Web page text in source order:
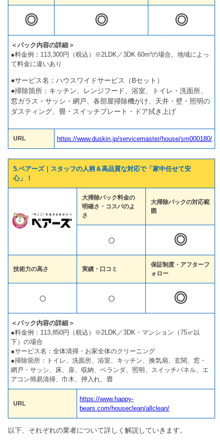
◎ ◎ ◎
＜パック内容の詳細＞
●料金例：113,300円（税込）※2LDK／3DK 60m²の場合。地域によっ
て料金に違いあり
●サービス名：ハウスワイドサービス（Bセット）
●掃除箇所：キッチン、レンジフード、浴室、トイレ・洗面所、
窓ガラス・サッシ・網戸、各部屋掃除機がけ、天井・壁・照明の
ダスティング、畳・スイッチプレート・ドア拭き上げ
URL https://www.duskin.jp/servicemaster/house/sm000180/
5.ベアーズ｜スタッフの人柄＆高品質な対応で「家中任せて安
心」！
大掃除パック料金の
明確さ・コスパのよ
さ
大掃除パックの対応範
囲
○ ◎
技術力の高さ 実績・口コミ
保証制度・アフターフ
ォロー
○ ○ ◎
＜パック内容の詳細＞
●料金例：113,850円（税込）※2LDK／3DK・マンション（75㎡以
下）の場合
●サービス名：全体清掃・お家全体のクリーニング
●掃除箇所：トイレ、洗面所、浴室、キッチン、換気扇、玄関、窓・
網戸・サッシ、床、扉、収納、ベランダ、照明、スイッチパネル、エ
アコン簡易清掃、巾木、押入れ、畳
URL
https://www.happy-
bears.com/houseclean/allclean/
以下、それぞれの業者について詳しく解説していきます。